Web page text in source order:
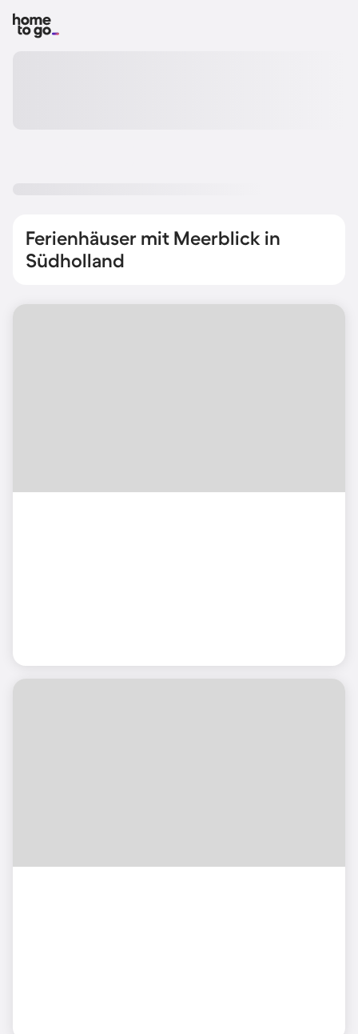
Ferienhäuser mit Meerblick in
Südholland